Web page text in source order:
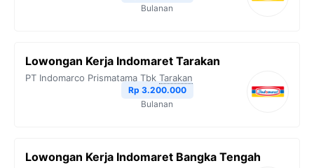
Bulanan
Lowongan Kerja Indomaret Tarakan
PT Indomarco Prismatama Tbk Tarakan
Rp 3.200.000
Bulanan
Lowongan Kerja Indomaret Bangka Tengah